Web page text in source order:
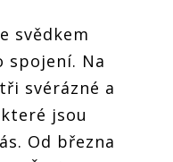
svědkem
spojení. Na
svérázné a
jsou
Od března